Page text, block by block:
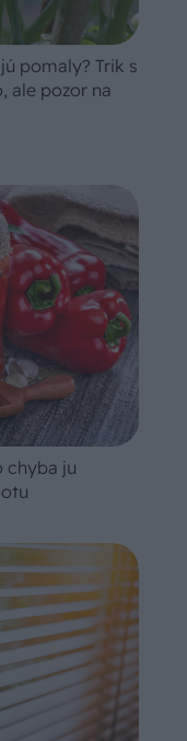
pomaly? Trik s
ale pozor na
chyba ju